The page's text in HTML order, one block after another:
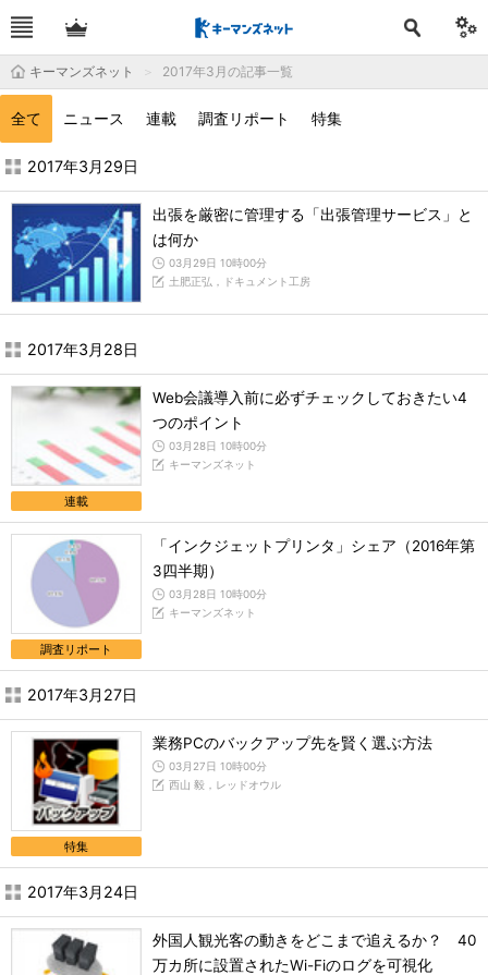
キーマンズネット 2017年3月の記事一覧
全て ニュース 連載 調査リポート 特集
2017年3月の記事一覧 - キーマンズネット
2017年3月29日
出張を厳密に管理する「出張管理サービス」と
は何か
03月29日 10時00分
土肥正弘，ドキュメント工房
2017年3月28日
連載
Web会議導入前に必ずチェックしておきたい4
つのポイント
03月28日 10時00分
キーマンズネット
調査リポート
「インクジェットプリンタ」シェア（2016年第
3四半期）
03月28日 10時00分
キーマンズネット
2017年3月27日
特集
業務PCのバックアップ先を賢く選ぶ方法
03月27日 10時00分
西山 毅，レッドオウル
2017年3月24日
外国人観光客の動きをどこまで追えるか？ 40
万カ所に設置されたWi-Fiのログを可視化